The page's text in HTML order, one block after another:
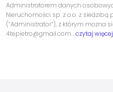
Administratorem danych
Nieruchomości sp. z o.o. z siedzibą
(“Administrator”), z którym można
4tepietro@gmail.com…czytaj więcej